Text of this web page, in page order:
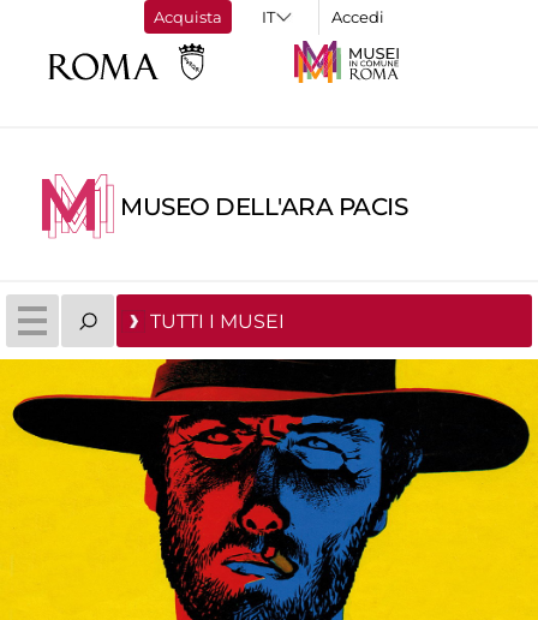
Acquista Accedi
MUSEO DELL'ARA PACIS
TUTTI I MUSEI